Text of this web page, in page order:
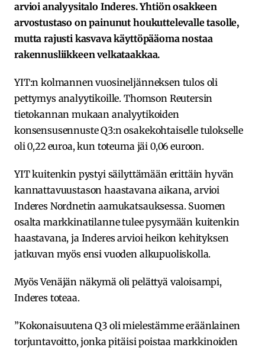
arvioi analyysitalo Inderes. Yhtiön osakkeen
arvostustaso on painunut houkuttelevalle tasolle,
mutta rajusti kasvava käyttöpääoma nostaa
rakennusliikkeen velkataakkaa.
YIT:n kolmannen vuosineljänneksen tulos oli
pettymys analyytikoille. Thomson Reutersin
tietokannan mukaan analyytikoiden
konsensusennuste Q3:n osakekohtaiselle tulokselle
oli 0,22 euroa, kun toteuma jäi 0,06 euroon.
YIT kuitenkin pystyi säilyttämään erittäin hyvän
kannattavuustason haastavana aikana, arvioi
Inderes Nordnetin aamukatsauksessa. Suomen
osalta markkinatilanne tulee pysymään kuitenkin
haastavana, ja Inderes arvioi heikon kehityksen
jatkuvan myös ensi vuoden alkupuoliskolla.
Myös Venäjän näkymä oli pelättyä valoisampi,
Inderes toteaa.
”Kokonaisuutena Q3 oli mielestämme eräänlainen
torjuntavoitto, jonka pitäisi poistaa markkinoiden